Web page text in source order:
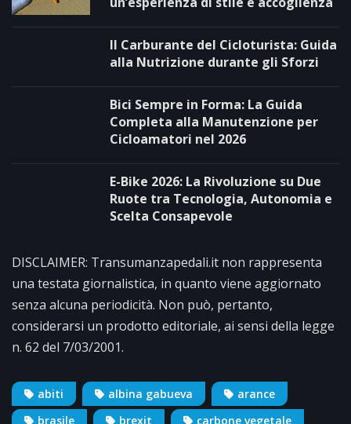
Il Carburante del Cicloturista: Guida
alla Nutrizione durante gli Sforzi
Bici Sempre in Forma: La Guida
Completa alla Manutenzione per
Cicloamatori nel 2026
E-Bike 2026: La Rivoluzione su Due
Ruote tra Tecnologia, Autonomia e
Scelta Consapevole
DISCLAIMER: Transumanzapedali.it non rappresenta
una testata giornalistica, in quanto viene aggiornato
senza alcuna periodicità. Non può, pertanto,
considerarsi un prodotto editoriale, ai sensi della legge
n. 62 del 7/03/2001.
abiti albina gabueva
arance
brasile
brexit
carbone vegetale